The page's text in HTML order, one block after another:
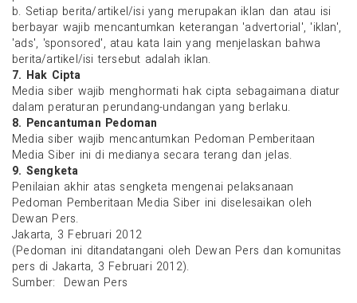
b. Setiap berita/artikel/isi yang merupakan iklan dan atau isi
berbayar wajib mencantumkan keterangan 'advertorial', 'iklan',
'ads', 'sponsored', atau kata lain yang menjelaskan bahwa
berita/artikel/isi tersebut adalah iklan.
7. Hak Cipta
Media siber wajib menghormati hak cipta sebagaimana diatur
dalam peraturan perundang-undangan yang berlaku.
8. Pencantuman Pedoman
Media siber wajib mencantumkan Pedoman Pemberitaan
Media Siber ini di medianya secara terang dan jelas.
9. Sengketa
Penilaian akhir atas sengketa mengenai pelaksanaan
Pedoman Pemberitaan Media Siber ini diselesaikan oleh
Dewan Pers.
Jakarta, 3 Februari 2012
(Pedoman ini ditandatangani oleh Dewan Pers dan komunitas
pers di Jakarta, 3 Februari 2012).
Sumber: Dewan Pers